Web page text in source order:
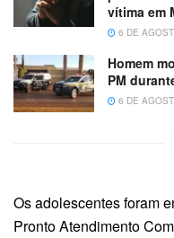
vítima em
6 DE
Homem
PM
6 DE
Os adolescentes foram
Pronto Atendimento